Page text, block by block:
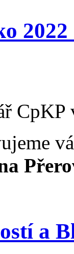
2022
a